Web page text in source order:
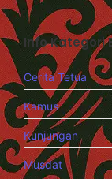
Info Kategori
Cerita Tetua
Kamus
Kunjungan
Musdat